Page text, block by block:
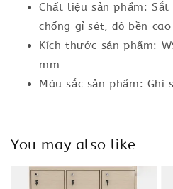
Chất liệu sản phẩm:
chống gỉ sét, độ bền cao
Kích thước sản phẩm:
mm
Màu sắc sản phẩm: Ghi
You may also like